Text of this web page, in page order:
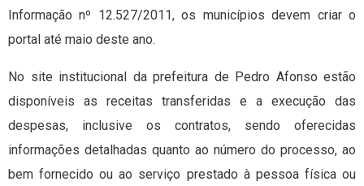
Informação nº 12.527/2011, os municípios devem criar o
portal até maio deste ano.
No site institucional da prefeitura de Pedro Afonso estão
disponíveis as receitas transferidas e a execução das
despesas, inclusive os contratos, sendo oferecidas
informações detalhadas quanto ao número do processo, ao
bem fornecido ou ao serviço prestado à pessoa física ou